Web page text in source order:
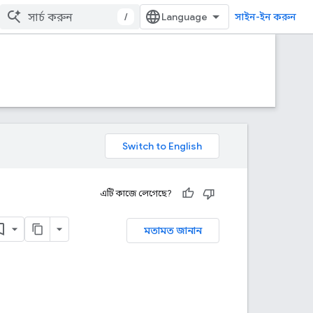
/ সাইন-ইন করুন
এটি কাজে লেগেছে?
মতামত জানান